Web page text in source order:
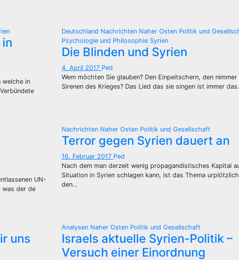
welche in
Deutschland Nachrichten Naher Osten Politik und
Psychologie und Philosophie Syrien
Die Blinden und Syrien
4. April 2017 Ped
Wem möchten Sie glauben? Den Einpeitschern, den nimmer
Sirenen des Krieges? Das Lied das sie singen ist immer
UN-
was der de
Nachrichten Naher Osten Politik und Gesellschaft
Terror gegen Syrien dauert an
16. Februar 2017 Ped
Nach dem man derzeit wenig propagandistisches Kapital
Situation in Syrien schlagen kann, ist das Thema
den…
uns
Analysen Naher Osten Politik und Gesellschaft
Israels aktuelle Syrien-Politik –
Versuch einer Einordnung